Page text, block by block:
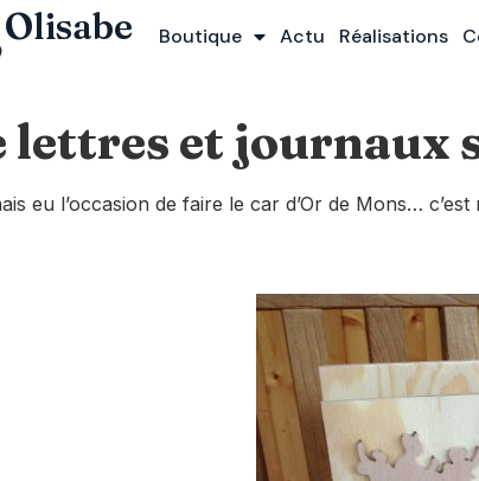
Olisabe Boutique Actu Réalisations
lettres et journaux
eu l’occasion de faire le car d’Or de Mons…